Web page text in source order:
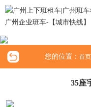
您的位置： 首页
35座